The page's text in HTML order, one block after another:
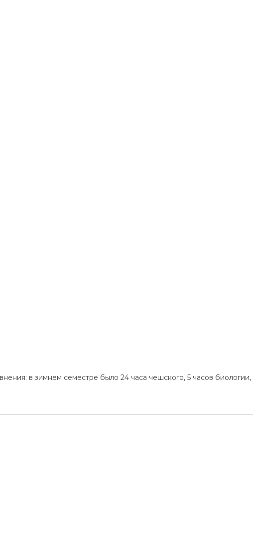
в зимнем семестре было 24 часа чешского, 5 часов биологии,